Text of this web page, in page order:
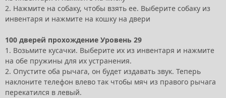
2. Нажмите на собаку, чтобы взять ее. Выберите собаку из
инвентаря и нажмите на кошку на двери
100 дверей прохождение Уровень 29
1. Возьмите кусачки. Выберите их из инвентаря и нажмите
на обе пружины для их устранения.
2. Опустите оба рычага, он будет издавать звук. Теперь
наклоните телефон влево так чтобы мяч из правого рычага
перекатился в левый.